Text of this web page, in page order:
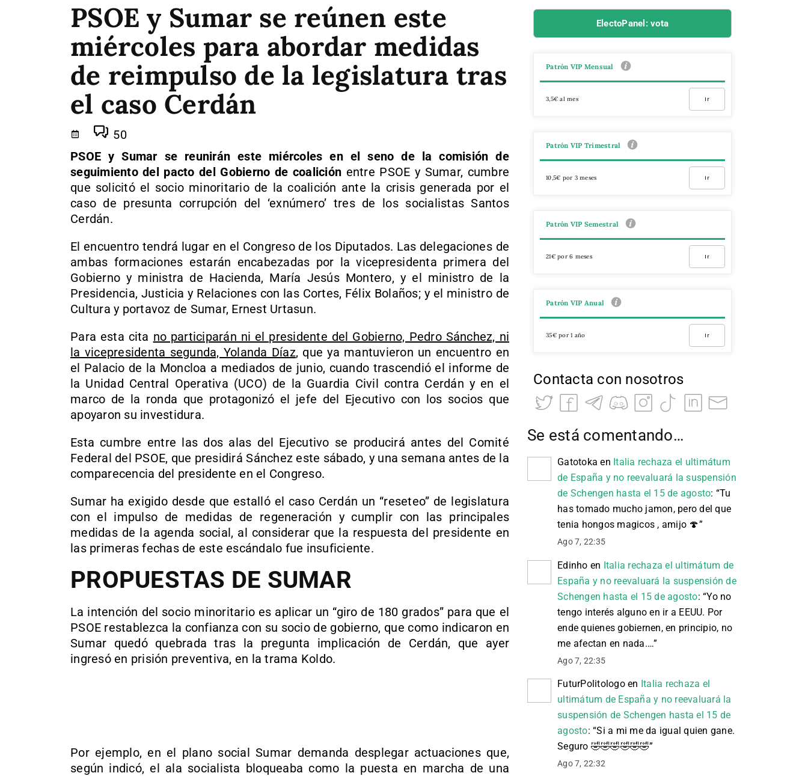
PSOE y Sumar se reúnen este
miércoles para abordar medidas
de reimpulso de la legislatura tras
el caso Cerdán
50
PSOE y Sumar se reunirán este miércoles en el seno de la comisión de
seguimiento del pacto del Gobierno de coalición entre PSOE y Sumar, cumbre
que solicitó el socio minoritario de la coalición ante la crisis generada por el
caso de presunta corrupción del ‘exnúmero’ tres de los socialistas Santos
Cerdán.
El encuentro tendrá lugar en el Congreso de los Diputados. Las delegaciones de
ambas formaciones estarán encabezadas por la vicepresidenta primera del
Gobierno y ministra de Hacienda, María Jesús Montero, y el ministro de la
Presidencia, Justicia y Relaciones con las Cortes, Félix Bolaños; y el ministro de
Cultura y portavoz de Sumar, Ernest Urtasun.
Para esta cita no participarán ni el presidente del Gobierno, Pedro Sánchez, ni
la vicepresidenta segunda, Yolanda Díaz, que ya mantuvieron un encuentro en
el Palacio de la Moncloa a mediados de junio, cuando trascendió el informe de
la Unidad Central Operativa (UCO) de la Guardia Civil contra Cerdán y en el
marco de la ronda que protagonizó el jefe del Ejecutivo con los socios que
apoyaron su investidura.
Esta cumbre entre las dos alas del Ejecutivo se producirá antes del Comité
Federal del PSOE, que presidirá Sánchez este sábado, y una semana antes de la
comparecencia del presidente en el Congreso.
Sumar ha exigido desde que estalló el caso Cerdán un “reseteo” de legislatura
con el impulso de medidas de regeneración y cumplir con las principales
medidas de la agenda social, al considerar que la respuesta del presidente en
las primeras fechas de este escándalo fue insuficiente.
PROPUESTAS DE SUMAR
La intención del socio minoritario es aplicar un “giro de 180 grados” para que el
PSOE restablezca la confianza con su socio de gobierno, que como indicaron en
Sumar quedó quebrada tras la pregunta implicación de Cerdán, que ayer
ingresó en prisión preventiva, en la trama Koldo.
Por ejemplo, en el plano social Sumar demanda desplegar actuaciones que,
según indicó, el ala socialista bloqueaba como la puesta en marcha de una
ElectoPanel: vota
Patrón VIP Mensual
3,5€ al mes Ir
Patrón VIP Trimestral
10,5€ por 3 meses Ir
Patrón VIP Semestral
21€ por 6 meses Ir
Patrón VIP Anual
35€ por 1 año Ir
Contacta con nosotros
Se está comentando…
Gatotoka en Italia rechaza el ultimátum
de España y no reevaluará la suspensión
de Schengen hasta el 15 de agosto: “Tu
has tomado mucho jamon, pero del que
tenia hongos magicos , amijo 🍄”
Ago 7, 22:35
Edinho en Italia rechaza el ultimátum de
España y no reevaluará la suspensión de
Schengen hasta el 15 de agosto: “Yo no
tengo interés alguno en ir a EEUU. Por
ende quienes gobiernen, en principio, no
me afectan en nada.…”
Ago 7, 22:35
FuturPolitologoen Italia rechaza el
ultimátum de España y no reevaluará la
suspensión de Schengen hasta el 15 de
agosto: “Si a mi me da igual quien gane.
Seguro 🤣🤣🤣🤣🤣🤣”
Ago 7, 22:32